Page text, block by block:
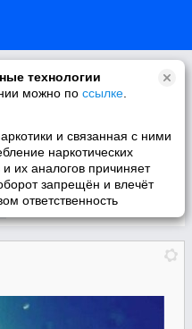
технологии
можно по ссылке
и связанная с ними
наркотических
их аналогов причиняет
запрещён и влечёт
ответственность